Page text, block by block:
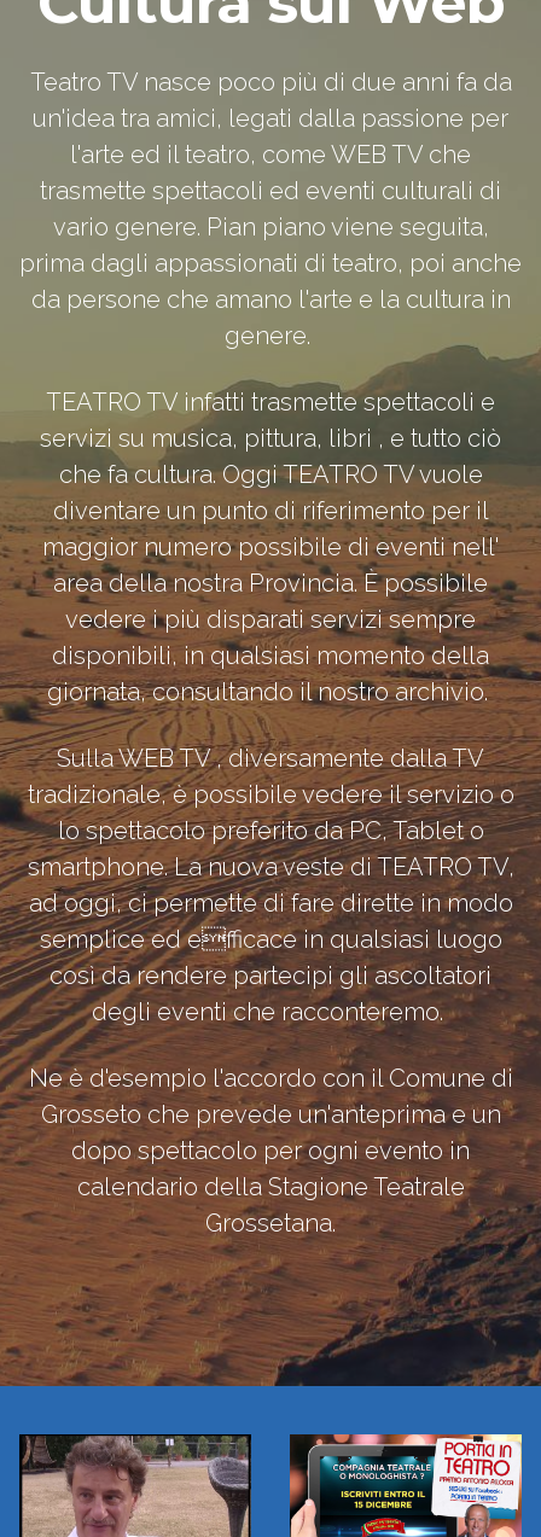
Teatro TV nasce poco più di due anni fa da
un'idea tra amici, legati dalla passione per
l'arte ed il teatro, come WEB TV che
trasmette spettacoli ed eventi culturali di
vario genere. Pian piano viene seguita,
prima dagli appassionati di teatro, poi anche
da persone che amano l'arte e la cultura in
genere.
TEATRO TV infatti trasmette spettacoli e
servizi su musica, pittura, libri , e tutto ciò
che fa cultura. Oggi TEATRO TV vuole
diventare un punto di riferimento per il
maggior numero possibile di eventi nell'
area della nostra Provincia. È possibile
vedere i più disparati servizi sempre
disponibili, in qualsiasi momento della
giornata, consultando il nostro archivio.
Sulla WEB TV , diversamente dalla TV
tradizionale, è possibile vedere il servizio o
lo spettacolo preferito da PC, Tablet o
smartphone. La nuova veste di TEATRO TV,
ad oggi, ci permette di fare dirette in modo
semplice ed efficace in qualsiasi luogo
così da rendere partecipi gli ascoltatori
degli eventi che racconteremo.
Ne è d'esempio l'accordo con il Comune di
Grosseto che prevede un'anteprima e un
dopo spettacolo per ogni evento in
calendario della Stagione Teatrale
Grossetana.